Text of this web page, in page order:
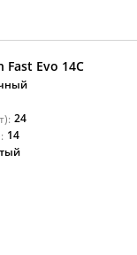
Fast Evo 14C
24
14